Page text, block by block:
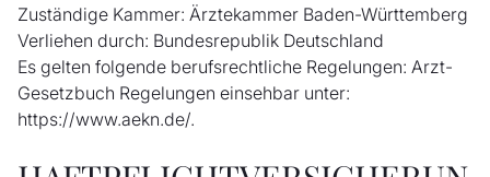
Zuständige Kammer: Ärztekammer Baden-Württemberg
Verliehen durch: Bundesrepublik Deutschland
Es gelten folgende berufsrechtliche Regelungen: Arzt-
Gesetzbuch Regelungen einsehbar unter:
https://www.aekn.de/.